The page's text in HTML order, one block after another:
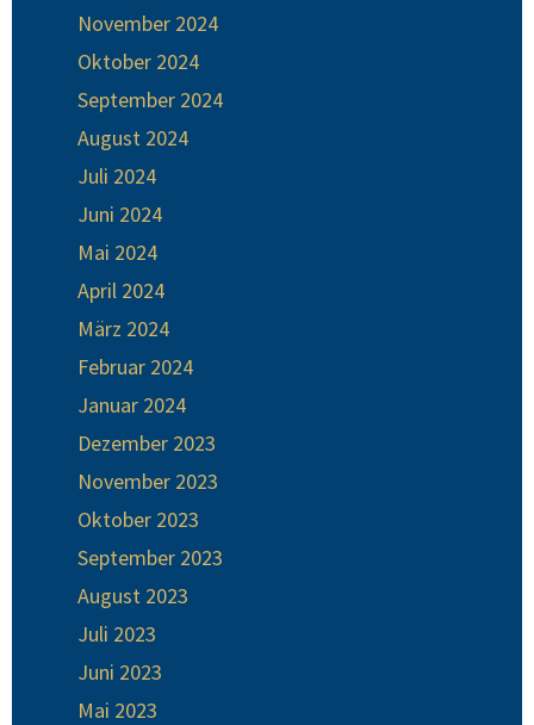
November 2024
Oktober 2024
September 2024
August 2024
Juli 2024
Juni 2024
Mai 2024
April 2024
März 2024
Februar 2024
Januar 2024
Dezember 2023
November 2023
Oktober 2023
September 2023
August 2023
Juli 2023
Juni 2023
Mai 2023